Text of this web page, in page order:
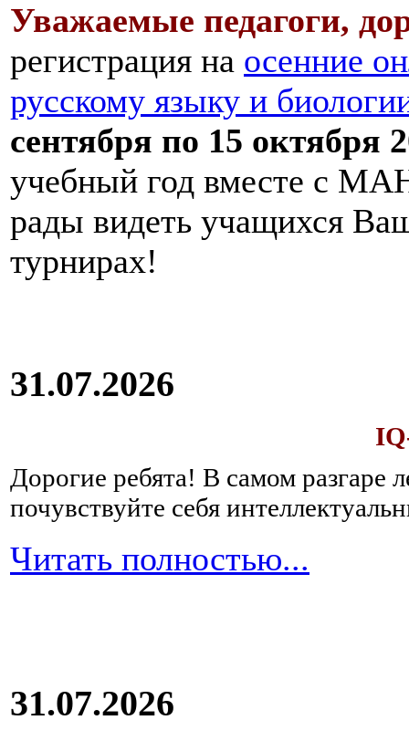
Уважаемые педагоги,
регистрация на осенние
русскому языку и
сентября по 15 октября
учебный год вместе с
рады видеть учащихся
турнирах!
31.07.2026
Дорогие ребята! В самом разгаре
почувствуйте себя
Читать полностью...
31.07.2026